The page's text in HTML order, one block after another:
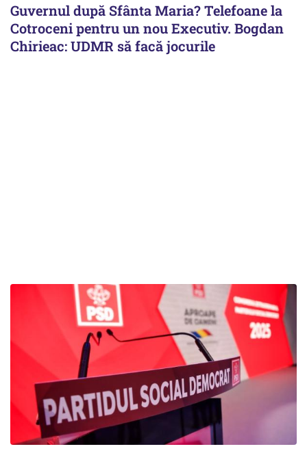
Guvernul după Sfânta Maria? Telefoane la
Cotroceni pentru un nou Executiv. Bogdan
Chirieac: UDMR să facă jocurile